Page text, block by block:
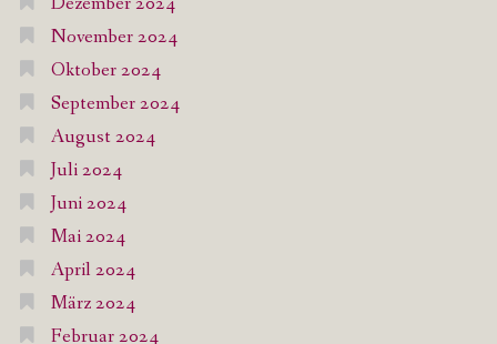
November 2024
Oktober 2024
September 2024
August 2024
Juli 2024
Juni 2024
Mai 2024
April 2024
März 2024
Februar 2024